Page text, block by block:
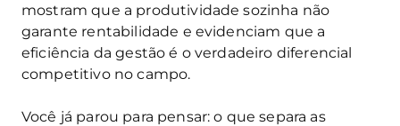
mostram que a produtividade sozinha não
garante rentabilidade e evidenciam que a
eficiência da gestão é o verdadeiro diferencial
competitivo no campo.
Você já parou para pensar: o que separa as